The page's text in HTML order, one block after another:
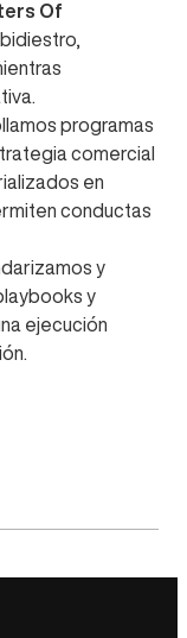
Of
programas
comercial
en
conductas
y
y
ejecución